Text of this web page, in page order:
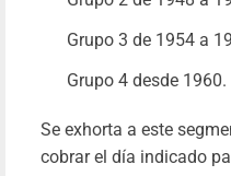
Grupo 3 de 1954 a
Grupo 4 desde 1960.
Se exhorta a este
cobrar el día indicado